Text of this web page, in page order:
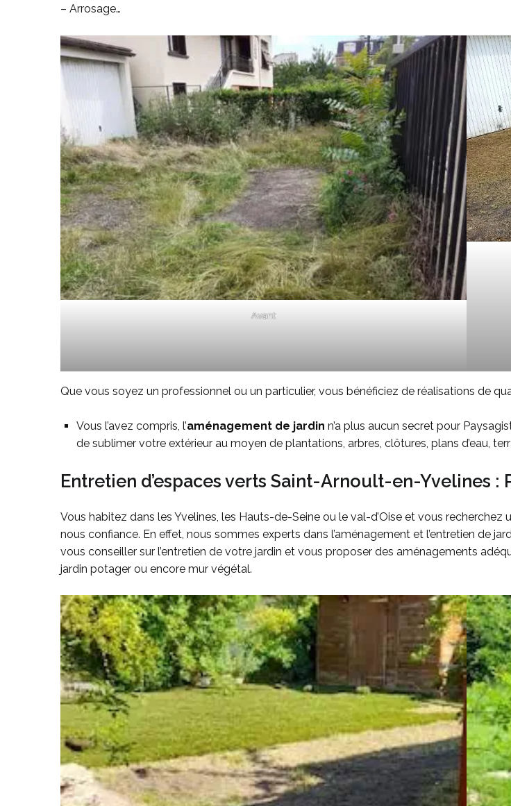
– Arrosage…
Avant
Que vous soyez un professionnel ou un particulier, vous bénéficiez de réalisations de
Vous l’avez compris, l’aménagement de jardin n’a plus aucun secret pour
de sublimer votre extérieur au moyen de plantations, arbres, clôtures, plans d’eau,
Entretien d’espaces verts Saint-Arnoult-en-Yvelines :
Vous habitez dans les Yvelines, les Hauts-de-Seine ou le val-d’Oise et vous
nous confiance. En effet, nous sommes experts dans l’aménagement et l’entretien de
vous conseiller sur l’entretien de votre jardin et vous proposer des aménagements
jardin potager ou encore mur végétal.